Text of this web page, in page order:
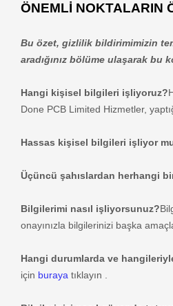
ÖNEMLİ NOKTALARIN
Bu özet, gizlilik bildirimimizin
aradığınız bölüme ulaşarak bu
Hangi kişisel bilgileri işliyoruz?
Done PCB Limited Hizmetler,
Hassas kişisel bilgileri işliyor
Üçüncü şahıslardan herhangi
Bilgilerimi nasıl işliyorsunuz?
onayınızla bilgilerinizi başka
Hangi durumlarda ve
için buraya tıklayın .